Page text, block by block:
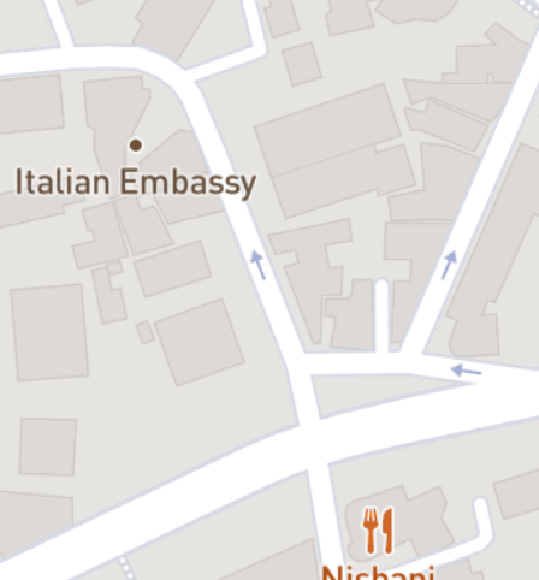
nu sunt doar spectatori, ci adevărații creatori ai poveștii.
Spectacol cu audiență generală.
Distribuția: Axel Moustache, Andreea Moustache, Bianca Dobre,
Trupa Actori de Mici